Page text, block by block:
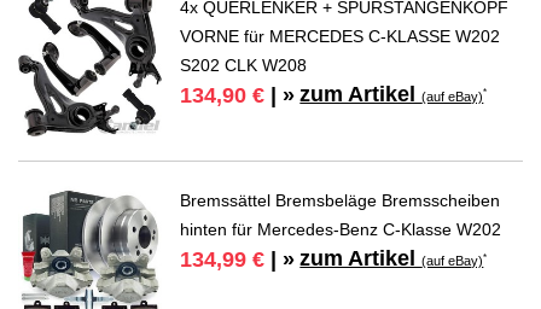
4x QUERLENKER + SPURSTANGENKOPF
VORNE für MERCEDES C-KLASSE W202
S202 CLK W208
134,90 € | » zum Artikel(auf eBay)*
Bremssättel Bremsbeläge Bremsscheiben
hinten für Mercedes-Benz C-Klasse W202
134,99 € | » zum Artikel(auf eBay)*